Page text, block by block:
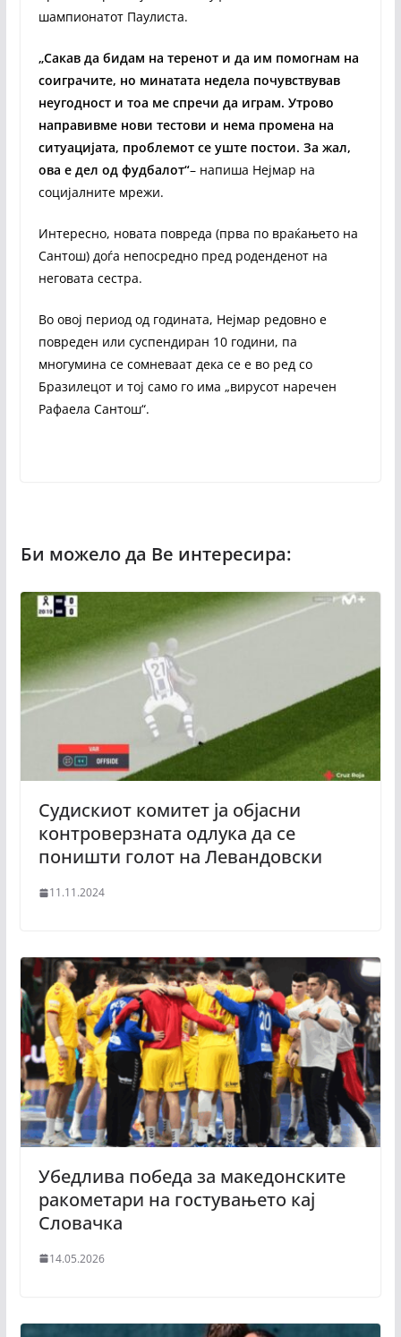
шампионатот Паулиста.
„Сакав да бидам на теренот и да им помогнам на
соиграчите, но минатата недела почувствував
неугодност и тоа ме спречи да играм. Утрово
направивме нови тестови и нема промена на
ситуацијата, проблемот се уште постои. За жал,
ова е дел од фудбалот“– напиша Нејмар на
социјалните мрежи.
Интересно, новата повреда (прва по враќањето на
Сантош) доѓа непосредно пред роденденот на
неговата сестра.
Во овој период од годината, Нејмар редовно е
повреден или суспендиран 10 години, па
многумина се сомневаат дека се е во ред со
Бразилецот и тој само го има „вирусот наречен
Рафаела Сантош“.
Судискиот комитет ја објасни
контроверзната одлука да се
поништи голот на Левандовски
11.11.2024
Убедлива победа за македонските
ракометари на гостувањето кај
Словачка
14.05.2026